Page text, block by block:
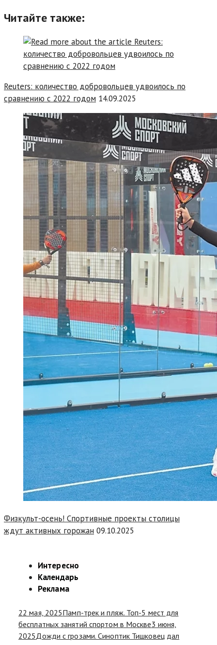
Читайте также:
Reuters: количество добровольцев удвоилось по
сравнению с 2022 годом 14.09.2025
Физкульт-осень! Спортивные проекты столицы
ждут активных горожан 09.10.2025
Интересно
Календарь
Реклама
22 мая, 2025Памп-трек и пляж. Топ-5 мест для
бесплатных занятий спортом в Москве3 июня,
2025Дожди с грозами. Синоптик Тишковец дал